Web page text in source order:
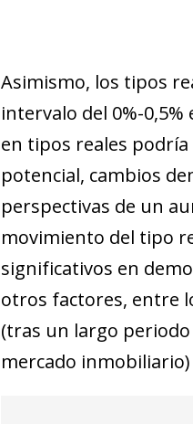
Asimismo, los tipos
intervalo del 0%-
en tipos reales
potencial, cambios
perspectivas de un
movimiento del tipo
significativos en
otros factores, entre
(tras un largo
mercado